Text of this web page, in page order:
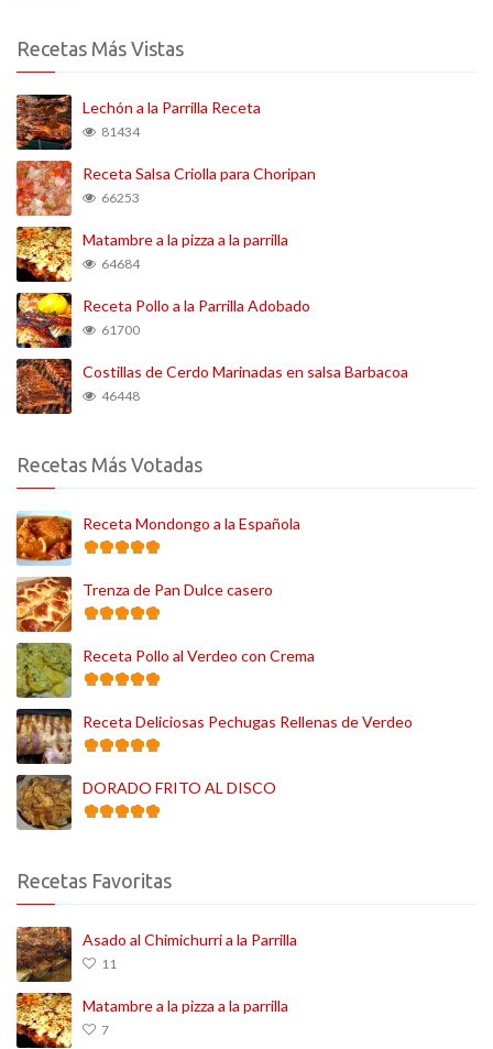
Recetas Más Vistas
Lechón a la Parrilla Receta
81434
Receta Salsa Criolla para Choripan
66253
Matambre a la pizza a la parrilla
64684
Receta Pollo a la Parrilla Adobado
61700
Costillas de Cerdo Marinadas en salsa Barbacoa
46448
Recetas Más Votadas
Receta Mondongo a la Española
Trenza de Pan Dulce casero
Receta Pollo al Verdeo con Crema
Receta Deliciosas Pechugas Rellenas de Verdeo
DORADO FRITO AL DISCO
Recetas Favoritas
Asado al Chimichurri a la Parrilla
11
Matambre a la pizza a la parrilla
7